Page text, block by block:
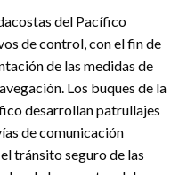
del Pacífico
de control, con el fin de
de las medidas de
Los buques de la
desarrollan patrullajes
de comunicación
tránsito seguro de las